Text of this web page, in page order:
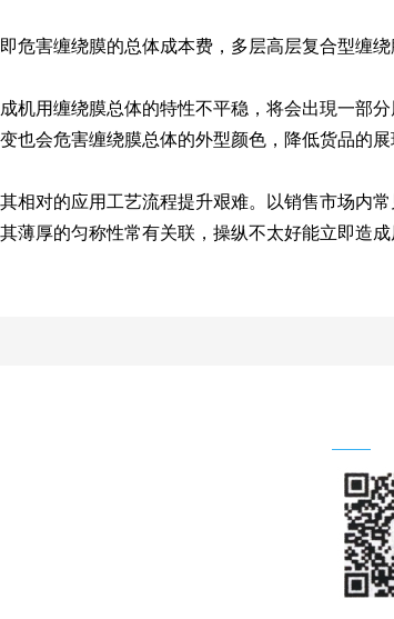
危害缠绕膜的总体成本费，多层高层复合型缠
机用缠绕膜总体的特性不平稳，将会出現一部
也会危害缠绕膜总体的外型颜色，降低货品的展
相对的应用工艺流程提升艰难。以销售市场内
薄厚的匀称性常有关联，操纵不太好能立即造